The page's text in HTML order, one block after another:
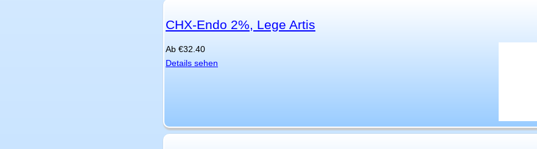
CHX-Endo 2%, Lege Artis
Ab €32.40
Details sehen